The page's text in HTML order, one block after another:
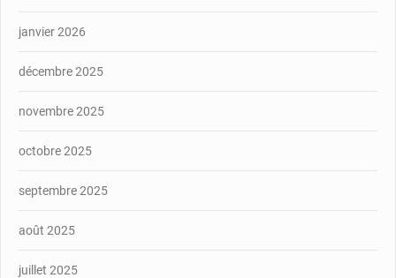
janvier 2026
décembre 2025
novembre 2025
octobre 2025
septembre 2025
août 2025
juillet 2025